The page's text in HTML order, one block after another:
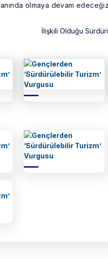
olmaya devam
İlişkili Olduğu